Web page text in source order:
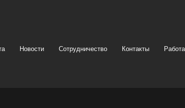
Новости Сотрудничество Контакты